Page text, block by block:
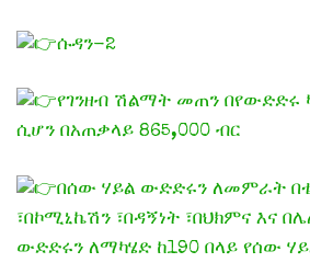
ሱዳን-2
የገንዘብ ሽልማት መጠን
ሲሆን በአጠቃላይ 865,000 ብር
በሰው ሃይል ውድድሩን ለመምራት
፣በኮሚኒኬሽን ፣በዳኝነት ፣በህክምና እና
ውድድሩን ለማካሄድ ከ190 በላይ የሰው